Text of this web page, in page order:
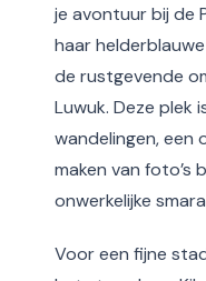
je avontuur bij de
haar
de rustgevende
Luwuk. Deze plek
wandelingen, een
maken van foto’s
onwerkelijke
Voor een fijne